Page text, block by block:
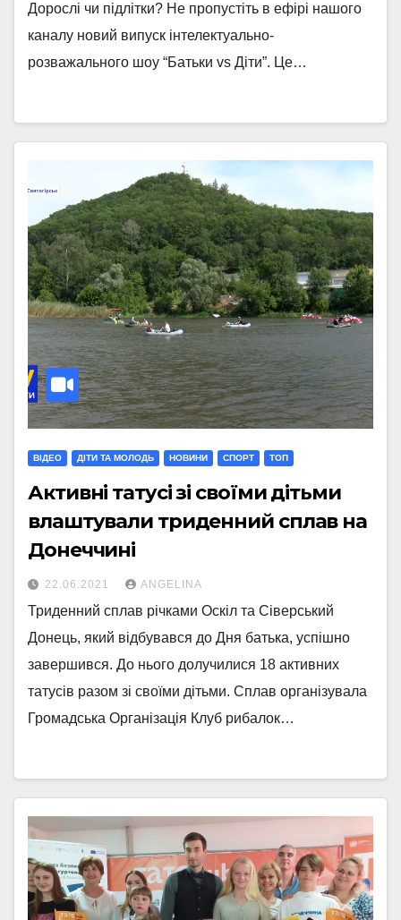
Дорослі чи підлітки? Не пропустіть в ефірі нашого
каналу новий випуск інтелектуально-
розважального шоу “Батьки vs Діти”. Це…
ВІДЕО ДІТИ ТА МОЛОДЬ НОВИНИ СПОРТ ТОП
Активні татусі зі своїми дітьми
влаштували триденний сплав на
Донеччині
22.06.2021 ANGELINA
Триденний сплав річками Оскіл та Сіверський
Донець, який відбувався до Дня батька, успішно
завершився. До нього долучилися 18 активних
татусів разом зі своїми дітьми. Сплав організувала
Громадська Організація Клуб рибалок…